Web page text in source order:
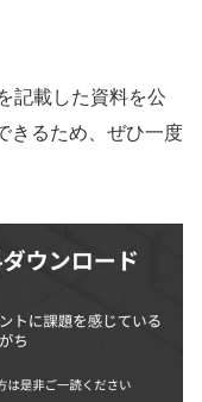
記載した資料を公
きるため、ぜひ一度